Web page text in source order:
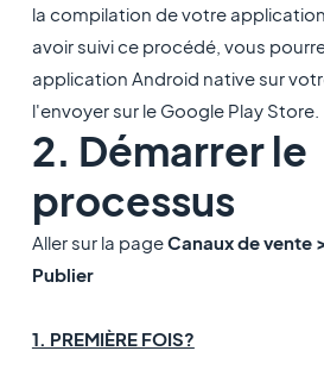
la compilation de votre
avoir suivi ce procédé, vous
application Android native sur
l'envoyer sur le Google Play Store.
2. Démarrer le
processus
Aller sur la pageCanaux de vente
Publier
1. PREMIÈRE FOIS?